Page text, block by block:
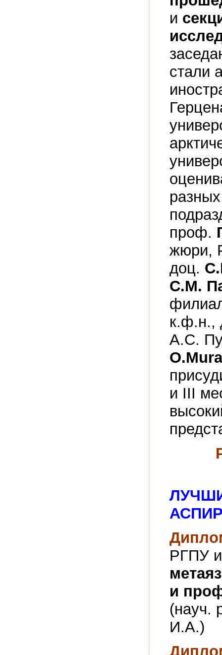
и
стали
проф.
жюри,
доц.
С.М.
к.ф.н.,
А.С.
и III
РГПУ
и
(науч.
И.А.)